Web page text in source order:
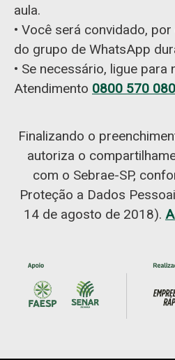
aula.
• Você será convidado,
do grupo de WhatsApp
• Se necessário, ligue para
Atendimento 0800 570
Finalizando o
autoriza o
com o Sebrae-SP,
Proteção a Dados
14 de agosto de 2018).